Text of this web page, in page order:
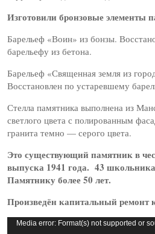
Изготовили бронзовые элементы
Барельеф «Воин» из бонзы.
барельефу из бетона.
Барельеф «Священная земля из
Восстановлен по устаревшему
Стелла памятника выполнена из
светлого цвета с полированным
гранита темно — серого цвета.
Это существующий памятник в
выпуска 1941 года. 43
Памятнику более 50 лет.
Произведён капитальный ремонт
Видеоплеер
Media error: Format(s) not supported or